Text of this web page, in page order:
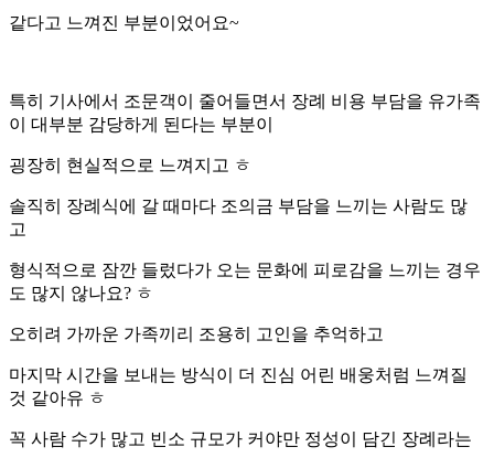
같다고 느껴진 부분이었어요~
특히 기사에서 조문객이 줄어들면서 장례 비용 부담을 유가족
이 대부분 감당하게 된다는 부분이
굉장히 현실적으로 느껴지고 ㅎ
솔직히 장례식에 갈 때마다 조의금 부담을 느끼는 사람도 많
고
형식적으로 잠깐 들렀다가 오는 문화에 피로감을 느끼는 경우
도 많지 않나요? ㅎ
오히려 가까운 가족끼리 조용히 고인을 추억하고
마지막 시간을 보내는 방식이 더 진심 어린 배웅처럼 느껴질
것 같아유 ㅎ
꼭 사람 수가 많고 빈소 규모가 커야만 정성이 담긴 장례라는